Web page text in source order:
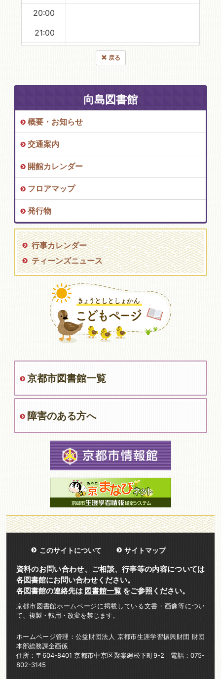
20:00
21:00
戻る
向島図書館
概要・お知らせ
交通案内
開館カレンダー
フロアマップ
発行物
行事カレンダー
ティーンズニュース
京都市図書館一覧
障害のある方へ
このサイトについて サイトマップ
資料のお問い合わせ、ご相談、行事等の内容については
各図書館にお問い合わせください。
各図書館の連絡先は 図書館一覧をご参照ください。
京都市図書館ホームページに掲載している文書・画像等につい
て、複製・転用・改変を禁じます。
ホームページ管理：公益財団法人 京都市生涯学習振興財団 財団
本部総務課企画係
住所：〒604-8401 京都市中京区聚楽廻松下町9-2 電話：075-
802-3145